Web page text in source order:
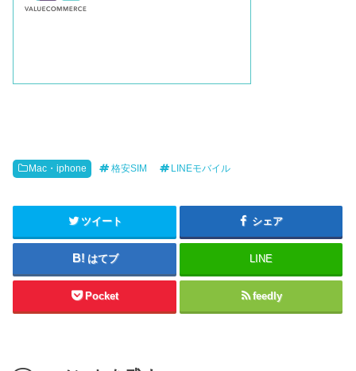
Mac・iphone 格安SIM LINEモバイル
ツイート シェア
はてブ LINE
Pocket feedly